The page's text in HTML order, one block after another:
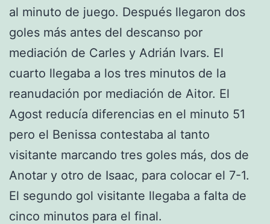
al minuto de juego. Después llegaron dos
goles más antes del descanso por
mediación de Carles y Adrián Ivars. El
cuarto llegaba a los tres minutos de la
reanudación por mediación de Aitor. El
Agost reducía diferencias en el minuto 51
pero el Benissa contestaba al tanto
visitante marcando tres goles más, dos de
Anotar y otro de Isaac, para colocar el 7-1.
El segundo gol visitante llegaba a falta de
cinco minutos para el final.